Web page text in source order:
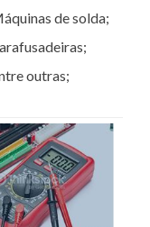
de solda;
outras;